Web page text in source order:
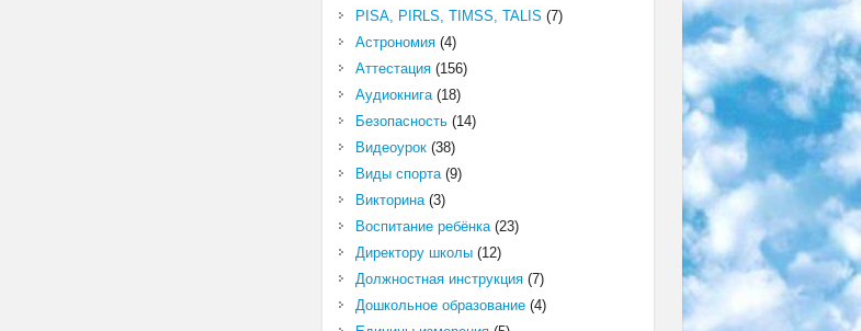
PISA, PIRLS, TIMSS, TALIS (7)
Астрономия(4)
Аттестация(156)
Аудиокнига(18)
Безопасность(14)
Видеоурок(38)
Виды спорта(9)
Викторина(3)
Воспитание ребёнка(23)
Директору школы(12)
Должностная инструкция(7)
Дошкольное образование(4)